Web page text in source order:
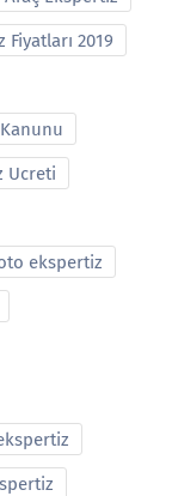
2019
Ucreti
ekspertiz